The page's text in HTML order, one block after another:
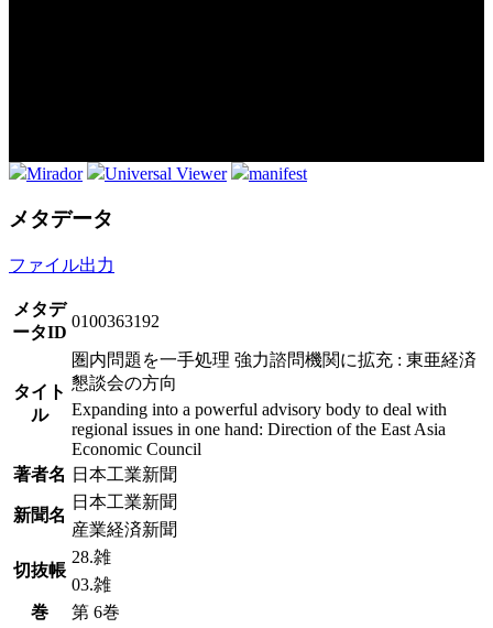
Mirador Universal Viewer manifest
メタデータ
ファイル出力
メタデ
ータID
0100363192
タイト
ル
圏内問題を一手処理 強力諮問機関に拡充 : 東亜経済
懇談会の方向
Expanding into a powerful advisory body to deal with
regional issues in one hand: Direction of the East Asia
Economic Council
著者名 日本工業新聞
新聞名
日本工業新聞
産業経済新聞
切抜帳
28.雑
03.雑
巻
第 6巻